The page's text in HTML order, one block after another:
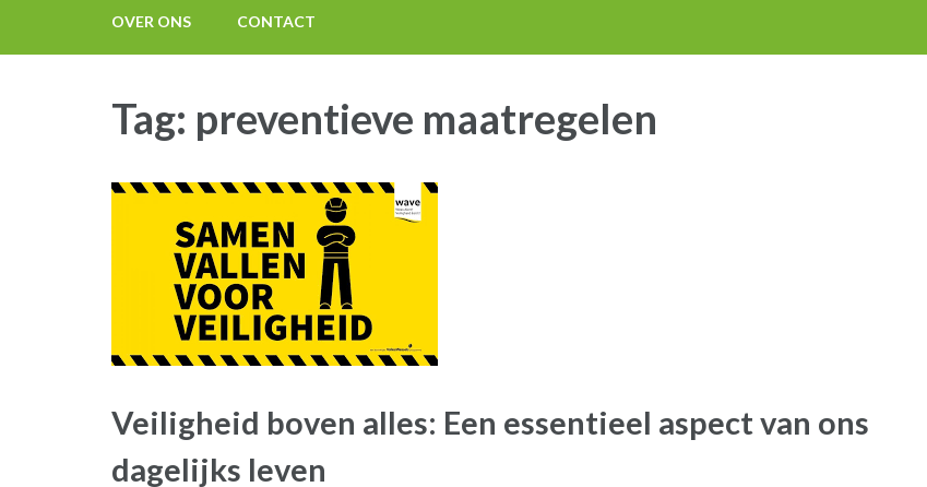
OVER ONS CONTACT
Tag: preventieve maatregelen
Veiligheid boven alles: Een essentieel aspect van ons
dagelijks leven